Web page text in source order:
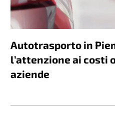
Autotrasporto in
l’attenzione ai costi
aziende